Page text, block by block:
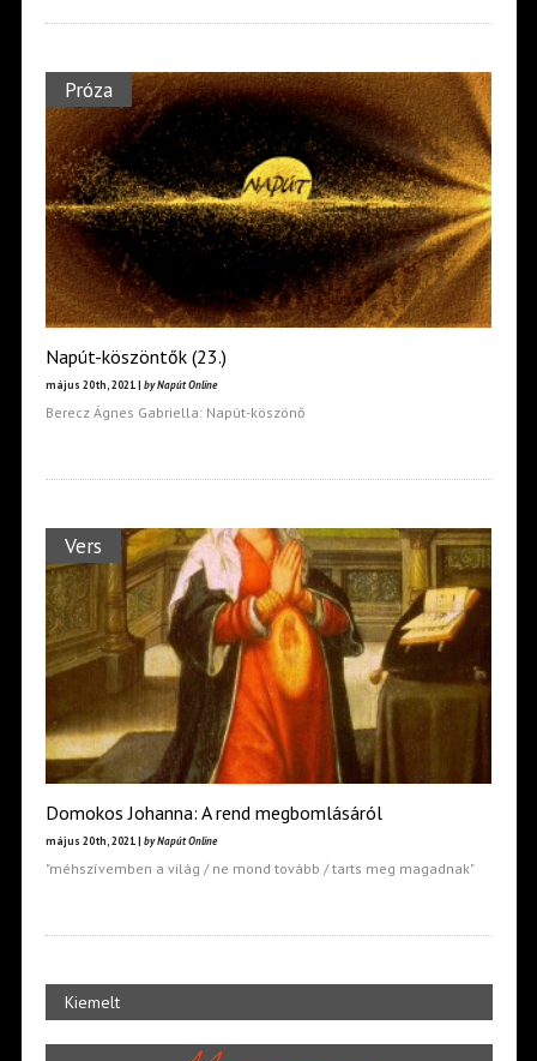
Próza
Napút-köszöntők (23.)
május 20th, 2021 | by Napút Online
Berecz Ágnes Gabriella: Napút-köszönő
Vers
Domokos Johanna: A rend megbomlásáról
május 20th, 2021 | by Napút Online
"méhszívemben a világ / ne mond tovább / tarts meg magadnak"
Kiemelt